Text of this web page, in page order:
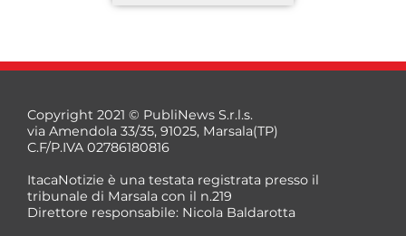
Copyright 2021 © PubliNews S.r.l.s.
via Amendola 33/35, 91025, Marsala(TP)
C.F/P.IVA 02786180816
ItacaNotizie è una testata registrata presso il
tribunale di Marsala con il n.219
Direttore responsabile: Nicola Baldarotta